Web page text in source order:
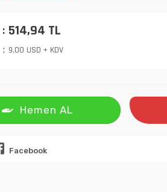
514,94 TL
9,00 USD + KDV
Hemen AL
Facebook